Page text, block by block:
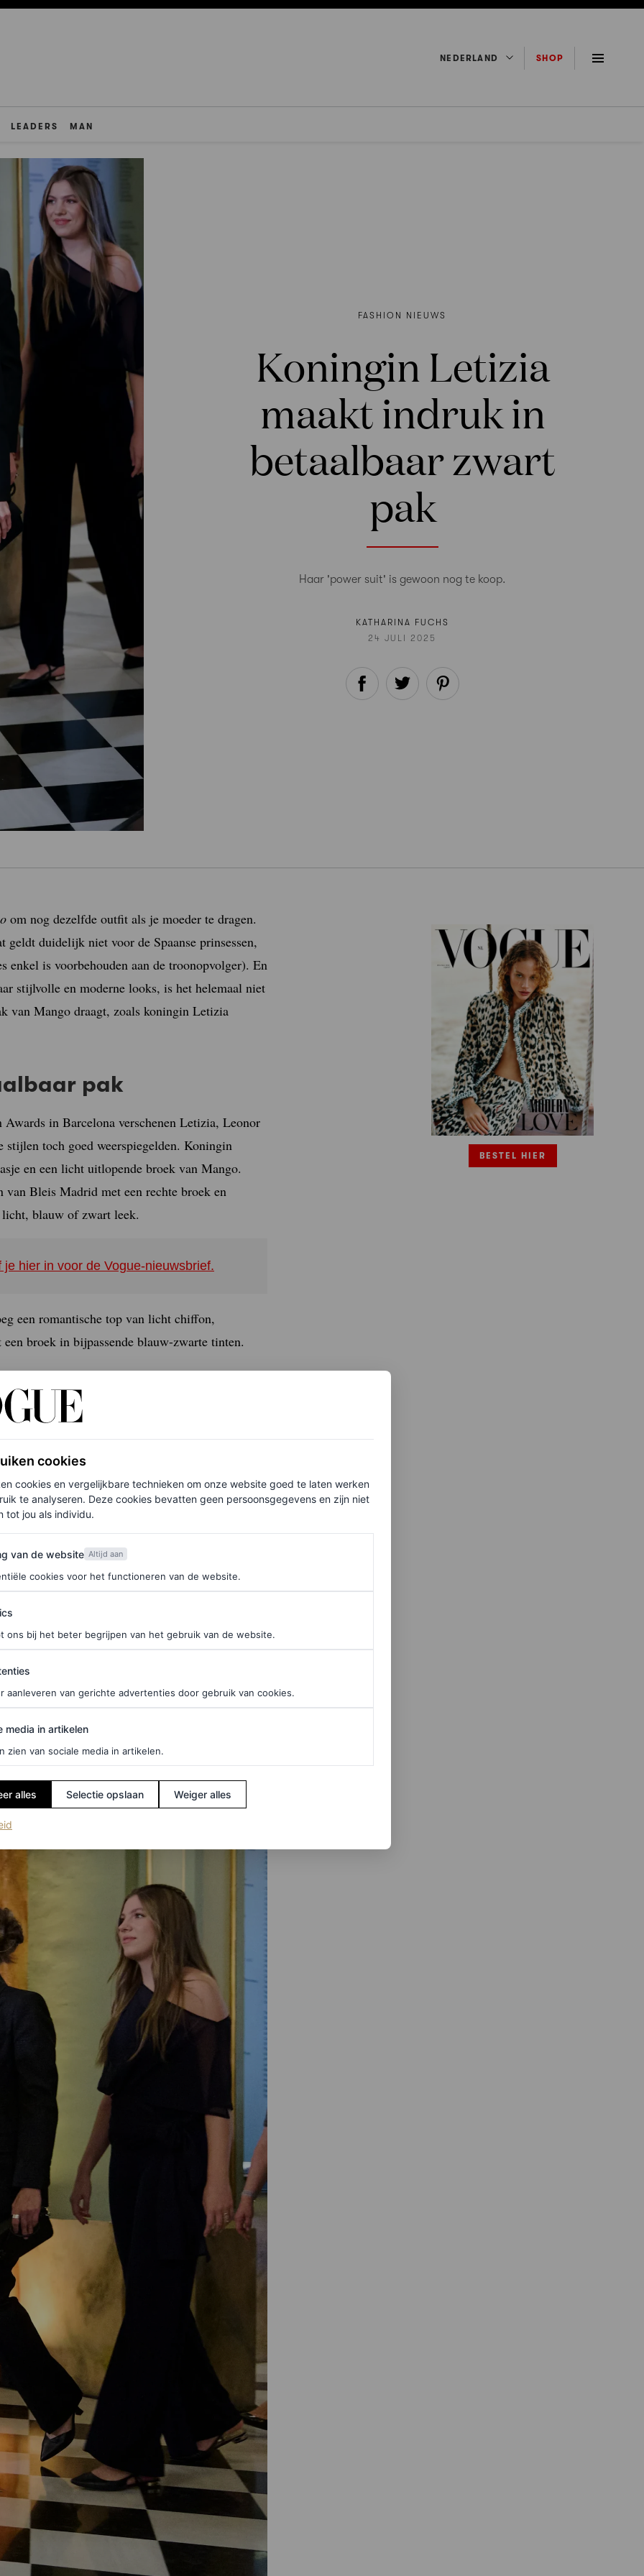
NEDERLAND SHOP
LEADERS MAN
FASHION NIEUWS
Koningin Letizia
maakt indruk in
betaalbaar zwart
pak
Haar 'power suit' is gewoon nog te koop.
KATHARINA FUCHS
24 JULI 2025
om nog dezelfde outfit als je moeder te dragen.
duidelijk niet voor de Spaanse prinsessen,
enkel is voorbehouden aan de troonopvolger). En
stijlvolle en moderne looks, is het helemaal niet
van Mango draagt, zoals koningin Letizia
pak
in Barcelona verschenen Letizia, Leonor
toch goed weerspiegelden. Koningin
en een licht uitlopende broek van Mango.
Bleis Madrid met een rechte broek en
blauw of zwart leek.
hier in voor de Vogue-nieuwsbrief.
een romantische top van licht chiffon,
broek in bijpassende blauw-zwarte tinten.
zomerjurken
keuzes in accessoires en kapsels voor
met lange oorbellen, een clutch en
Leonor ging voor een opgestoken kapsel,
en hakken met een puntige neus. Sofía droeg
haar look met meerdere ringen en platte
BESTEL HIER
cookies
cookies en vergelijkbare technieken om onze website goed te laten werken
te analyseren. Deze cookies bevatten geen persoonsgegevens en zijn niet
tot jou als individu.
de website
van de website Altijd aan
cookies voor het functioneren van de website.
ons bij het beter begrijpen van het gebruik van de website.
aanleveren van gerichte advertenties door gebruik van cookies.
in artikelen
media in artikelen
zien van sociale media in artikelen.
alles Selectie opslaan Weiger alles